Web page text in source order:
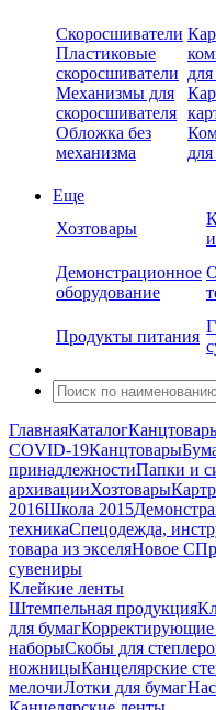
Скоросшиватели
Пластиковые
скоросшиватели
Механизмы для
скоросшивателя
Обложка без
механизма
Еще
Хозтовары
Демонстрационное
оборудование
Продукты питания
ГлавнаяКаталог
COVID-19Канцтовары
принадлежностиПапки и
архивацииХозтовары
2016Школа 2015
техникаСпецодежда,
товара из экселяНовое С
сувениры
Клейкие ленты
Штемпельная продукция
для бумагКорректирующие
наборыСкобы для
ножницыКанцелярские
мелочиЛотки для бумаг